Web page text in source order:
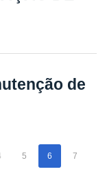
de
5 6 7